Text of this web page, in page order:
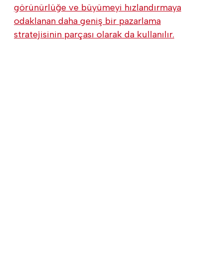
görünürlüğe ve büyümeyi hızlandırmaya
odaklanan daha geniş bir pazarlama
stratejisinin parçası olarak da kullanılır.